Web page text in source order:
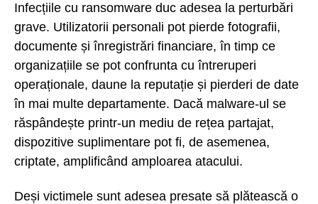
Infecțiile cu ransomware duc adesea la perturbări
grave. Utilizatorii personali pot pierde fotografii,
documente și înregistrări financiare, în timp ce
organizațiile se pot confrunta cu întreruperi
operaționale, daune la reputație și pierderi de date
în mai multe departamente. Dacă malware-ul se
răspândește printr-un mediu de rețea partajat,
dispozitive suplimentare pot fi, de asemenea,
criptate, amplificând amploarea atacului.
Deși victimele sunt adesea presate să plătească o